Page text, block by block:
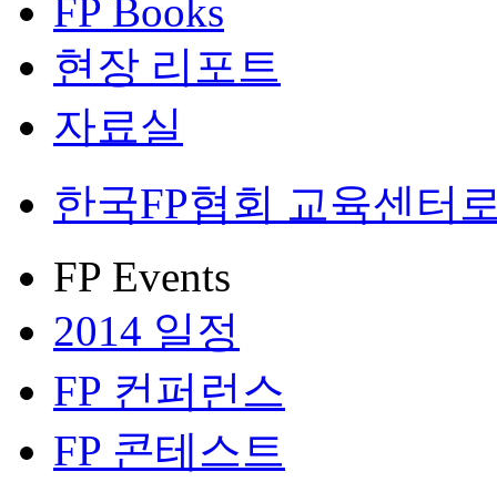
FP Books
현장 리포트
자료실
한국FP협회 교육센터
FP Events
2014 일정
FP 컨퍼런스
FP 콘테스트